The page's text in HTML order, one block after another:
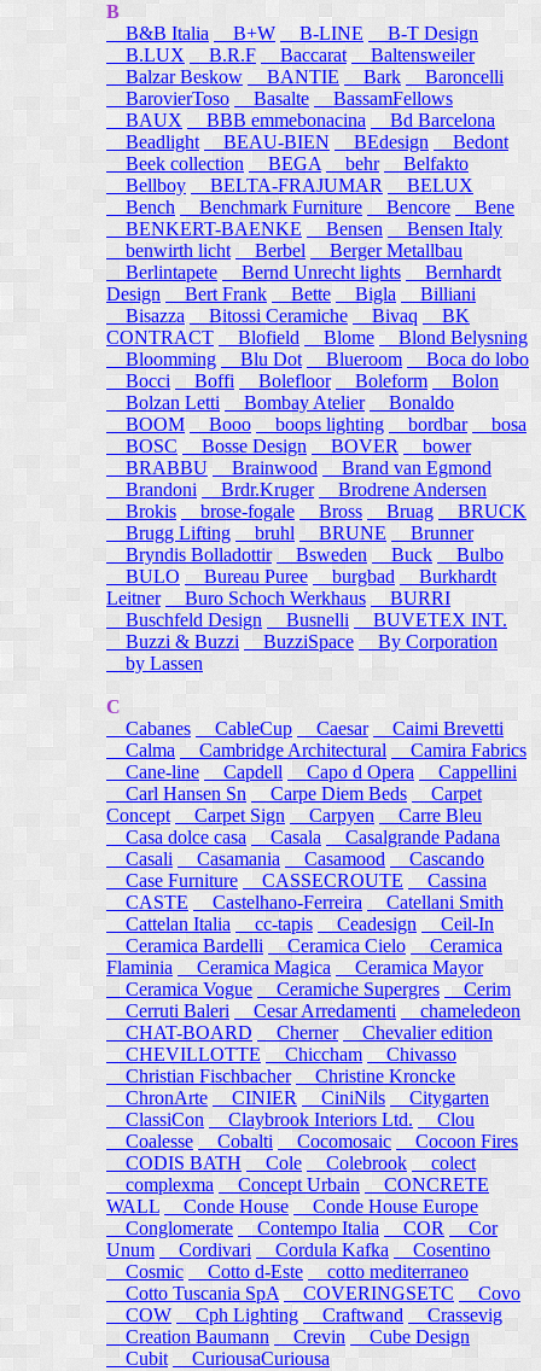
B
B&B Italia
B+W B-LINE
B-T Design
B.LUX
B.R.F Baccarat
Baltensweiler
Balzar Beskow
BANTIE Bark
Baroncelli
BarovierToso
Basalte
BassamFellows
BAUX
BBB emmebonacina
Bd Barcelona
Beadlight
BEAU-BIEN BEdesign
Bedont
Beek collection
BEGA behr
Belfakto
Bellboy
BELTA-FRAJUMAR
BELUX
Bench
Benchmark Furniture Bencore
Bene
BENKERT-BAENKE
Bensen
Bensen Italy
benwirth licht
Berbel
Berger Metallbau
Berlintapete
Bernd Unrecht lights
Bernhardt
Design
Bert Frank Bette Bigla
Billiani
Bisazza
Bitossi Ceramiche Bivaq
BK
CONTRACT
Blofield Blome Blond Belysning
Bloomming
Blu Dot Blueroom
Boca do lobo
Bocci
Boffi Bolefloor Boleform
Bolon
Bolzan Letti
Bombay Atelier
Bonaldo
BOOM
Booo boops lighting bordbar
bosa
BOSC
Bosse Design BOVER
bower
BRABBU
Brainwood
Brand van Egmond
Brandoni
Brdr.Kruger
Brodrene Andersen
Brokis
brose-fogale Bross Bruag
BRUCK
Brugg Lifting
bruhl BRUNE
Brunner
Bryndis Bolladottir
Bsweden Buck
Bulbo
BULO
Bureau Puree burgbad
Burkhardt
Leitner
Buro Schoch Werkhaus
BURRI
Buschfeld Design
Busnelli
BUVETEX INT.
Buzzi & Buzzi
BuzziSpace By Corporation
by Lassen
C
Cabanes
CableCup Caesar
Caimi Brevetti
Calma
Cambridge Architectural
Camira Fabrics
Cane-line
Capdell Capo d Opera
Cappellini
Carl Hansen Sn
Carpe Diem Beds
Carpet
Concept
Carpet Sign Carpyen
Carre Bleu
Casa dolce casa
Casala
Casalgrande Padana
Casali
Casamania Casamood
Cascando
Case Furniture
CASSECROUTE
Cassina
CASTE
Castelhano-Ferreira
Catellani Smith
Cattelan Italia
cc-tapis Ceadesign
Ceil-In
Ceramica Bardelli
Ceramica Cielo
Ceramica
Flaminia
Ceramica Magica
Ceramica Mayor
Ceramica Vogue
Ceramiche Supergres Cerim
Cerruti Baleri
Cesar Arredamenti
chameledeon
CHAT-BOARD
Cherner
Chevalier edition
CHEVILLOTTE
Chiccham
Chivasso
Christian Fischbacher
Christine Kroncke
ChronArte
CINIER CiniNils
Citygarten
ClassiCon
Claybrook Interiors Ltd.
Clou
Coalesse
Cobalti Cocomosaic
Cocoon Fires
CODIS BATH
Cole Colebrook
colect
complexma
Concept Urbain
CONCRETE
WALL
Conde House
Conde House Europe
Conglomerate
Contempo Italia COR
Cor
Unum
Cordivari Cordula Kafka
Cosentino
Cosmic
Cotto d-Este
cotto mediterraneo
Cotto Tuscania SpA
COVERINGSETC
Covo
COW
Cph Lighting Craftwand
Crassevig
Creation Baumann
Crevin
Cube Design
Cubit
CuriousaCuriousa